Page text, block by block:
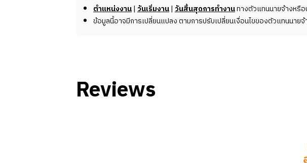
ตำแหน่งงาน| วันเริ่มงาน| วันสิ้นสุดการทำงานทางตัวแทนนายจ้างหรื
ข้อมูลนี้อาจมีการเปลี่ยนแปลง ตามการปรับเปลี่ยนเงื่อนไขของตัวแทนนาย
Reviews